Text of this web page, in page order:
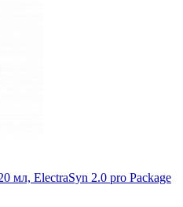
мл, ElectraSyn 2.0 pro Package